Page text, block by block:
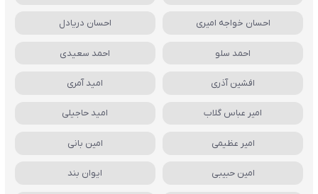
احسان خواجه امیری احسان دریادل
احمد سلو احمد سعیدی
افشین آذری امید آمری
امیر عباس گلاب امید حاجیلی
امیر عظیمی امین بانی
امین حبیبی ایوان بند